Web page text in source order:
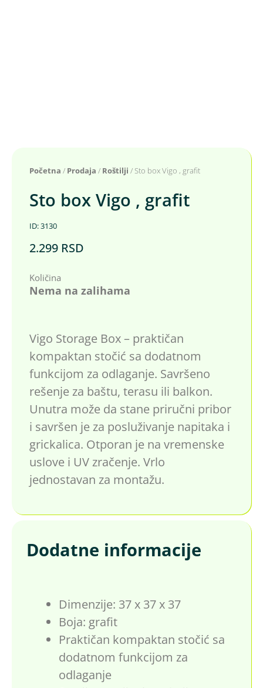
Početna / Prodaja / Roštilji / Sto box Vigo , grafit
Sto box Vigo , grafit
ID: 3130
2.299 RSD
Količina
Nema na zalihama
Vigo Storage Box – praktičan
kompaktan stočić sa dodatnom
funkcijom za odlaganje. Savršeno
rešenje za baštu, terasu ili balkon.
Unutra može da stane priručni pribor
i savršen je za posluživanje napitaka i
grickalica. Otporan je na vremenske
uslove i UV zračenje. Vrlo
jednostavan za montažu.
Dodatne informacije
Dimenzije: 37 x 37 x 37
Boja: grafit
Praktičan kompaktan stočić sa
dodatnom funkcijom za
odlaganje